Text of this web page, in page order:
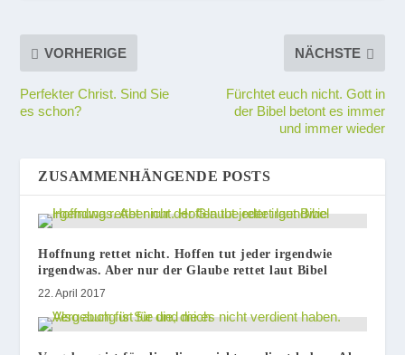
VORHERIGE
Perfekter Christ. Sind Sie
es schon?
NÄCHSTE
Fürchtet euch nicht. Gott in
der Bibel betont es immer
und immer wieder
ZUSAMMENHÄNGENDE POSTS
Hoffnung rettet nicht. Hoffen tut jeder irgendwie
irgendwas. Aber nur der Glaube rettet laut Bibel
22. April 2017